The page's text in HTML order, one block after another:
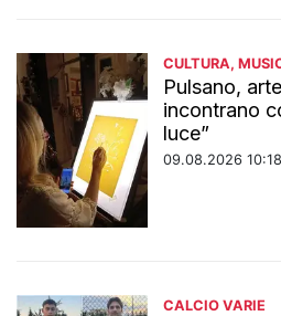
CULTURA,
Pulsano,
incontrano
luce”
09.08.2026 10:18
CALCIO VARIE